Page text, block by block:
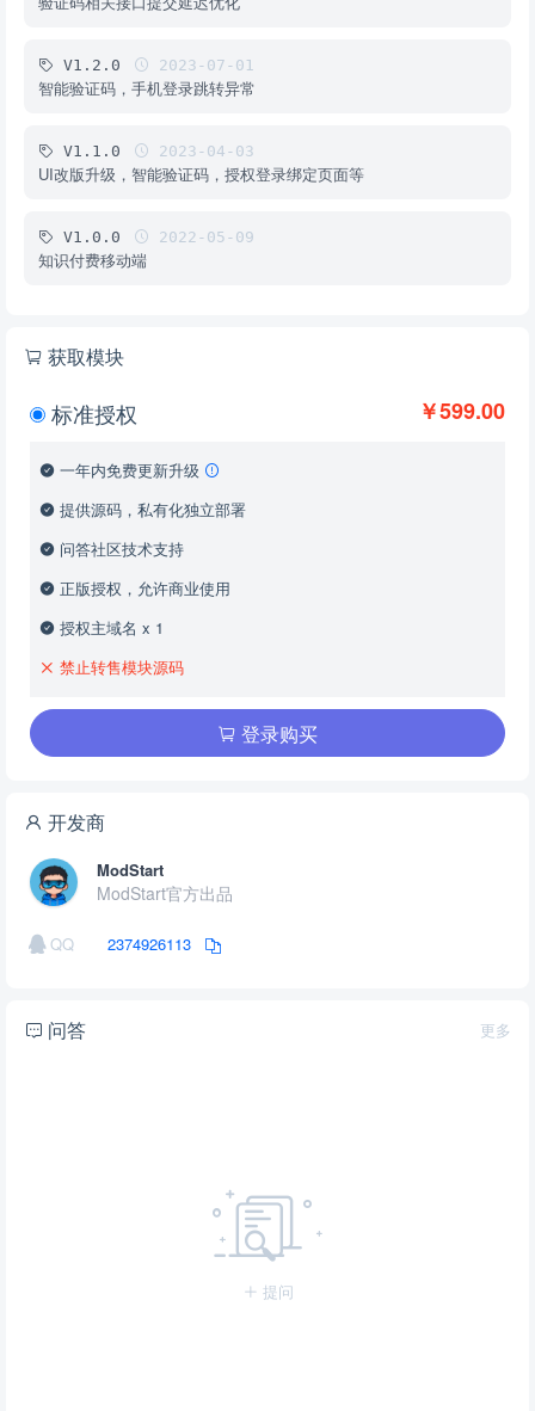
V1.2.0 2023-07-01
智能验证码，手机登录跳转异常
V1.1.0 2023-04-03
UI改版升级，智能验证码，授权登录绑定页面等
V1.0.0 2022-05-09
知识付费移动端
获取模块
￥599.00
标准授权
一年内免费更新升级
提供源码，私有化独立部署
问答社区技术支持
正版授权，允许商业使用
授权主域名 x 1
禁止转售模块源码
登录购买
开发商
ModStart
ModStart官方出品
QQ 2374926113
更多
问答
提问